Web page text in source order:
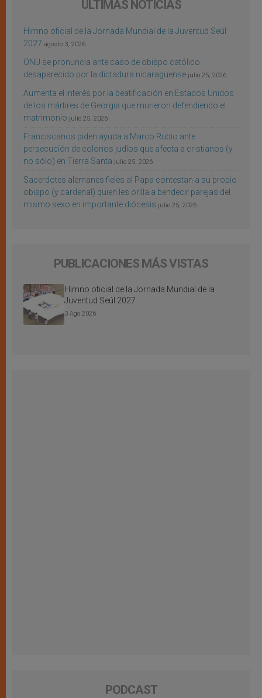
ÚLTIMAS NOTICIAS
Himno oficial de la Jornada Mundial de la Juventud Seúl
2027 agosto 3, 2026
ONU se pronuncia ante caso de obispo católico
desaparecido por la dictadura nicaragüense julio 25, 2026
Aumenta el interés por la beatificación en Estados Unidos
de los mártires de Georgia que murieron defendiendo el
matrimonio julio 25, 2026
Franciscanos piden ayuda a Marco Rubio ante
persecución de colonos judíos que afecta a cristianos (y
no sólo) en Tierra Santa julio 25, 2026
Sacerdotes alemanes fieles al Papa contestan a su propio
obispo (y cardenal) quien les orilla a bendecir parejas del
mismo sexo en importante diócesis julio 25, 2026
PUBLICACIONES MÁS VISTAS
Himno oficial de la Jornada Mundial de la
Juventud Seúl 2027
3 Ago 2026
PODCAST